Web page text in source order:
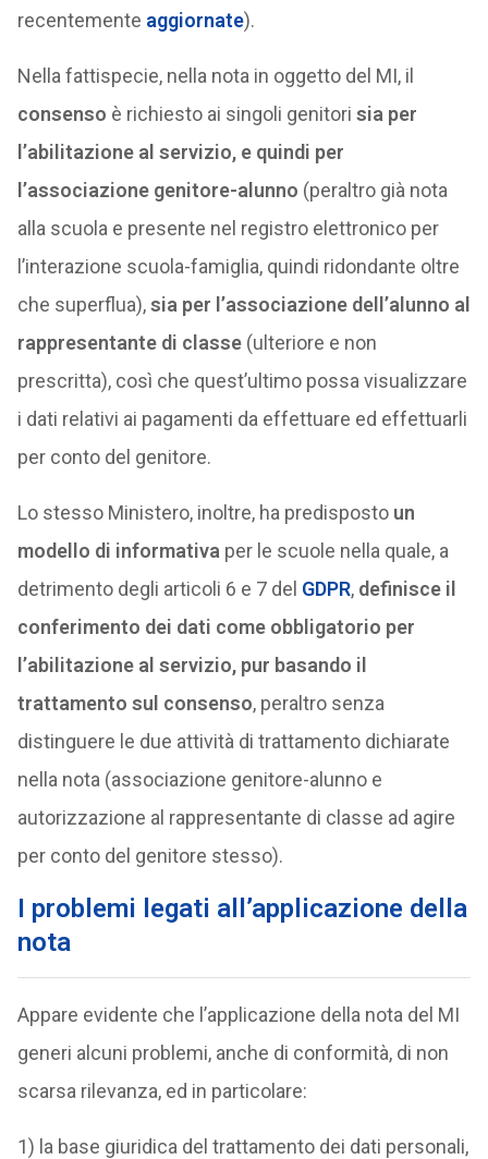
recentemente aggiornate).
Nella fattispecie, nella nota in oggetto del MI, il
consenso è richiesto ai singoli genitori sia per
l’abilitazione al servizio, e quindi per
l’associazione genitore-alunno (peraltro già nota
alla scuola e presente nel registro elettronico per
l’interazione scuola-famiglia, quindi ridondante oltre
che superflua),sia per l’associazione dell’alunno al
rappresentante di classe(ulteriore e non
prescritta), così che quest’ultimo possa visualizzare
i dati relativi ai pagamenti da effettuare ed effettuarli
per conto del genitore.
Lo stesso Ministero, inoltre, ha predisposto un
modello di informativa per le scuole nella quale, a
detrimento degli articoli 6 e 7 del GDPR, definisce il
conferimento dei dati come obbligatorio per
l’abilitazione al servizio, pur basando il
trattamento sul consenso, peraltro senza
distinguere le due attività di trattamento dichiarate
nella nota (associazione genitore-alunno e
autorizzazione al rappresentante di classe ad agire
per conto del genitore stesso).
I problemi legati all’applicazione della
nota
Appare evidente che l’applicazione della nota del MI
generi alcuni problemi, anche di conformità, di non
scarsa rilevanza, ed in particolare:
1) la base giuridica del trattamento dei dati personali,